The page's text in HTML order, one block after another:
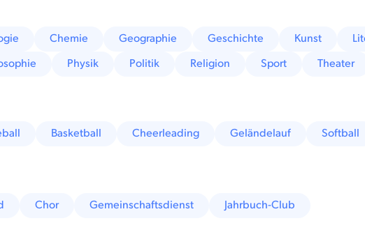
Chemie Geographie Geschichte Kunst
Physik Politik Religion Sport Theater
Basketball Cheerleading Geländelauf Softball
Chor Gemeinschaftsdienst Jahrbuch-Club